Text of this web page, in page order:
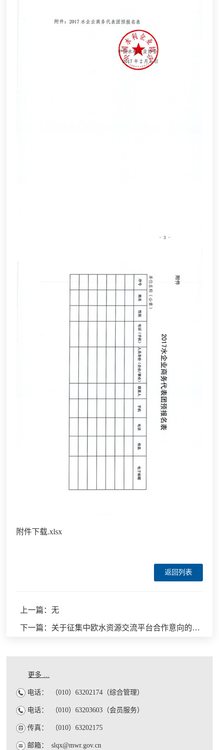
附件下载.xlsx
返回列表
上一篇：无
下一篇：关于征集中欧水资源交流平台合作意向的通知
更多 ...
电话： （010）63202174（综合管理）
电话： （010）63203603（会员服务）
传真： （010）63202175
邮箱： slqx@mwr.gov.cn